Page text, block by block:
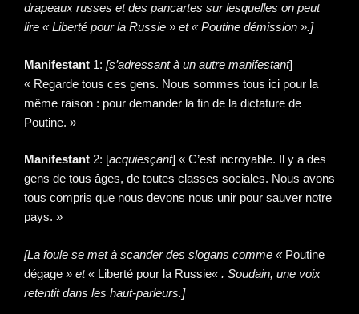
drapeaux russes et des pancartes sur lesquelles on peut
lire « Liberté pour la Russie » et « Poutine démission ».]
Manifestant 1: [s’adressant à un autre manifestant]
« Regarde tous ces gens. Nous sommes tous ici pour la
même raison : pour demander la fin de la dictature de
Poutine. »
Manifestant 2: [acquiesçant] « C’est incroyable. Il y a des
gens de tous âges, de toutes classes sociales. Nous avons
tous compris que nous devons nous unir pour sauver notre
pays. »
[La foule se met à scander des slogans comme « Poutine
dégage » et « Liberté pour la Russie« . Soudain, une voix
retentit dans les haut-parleurs.]